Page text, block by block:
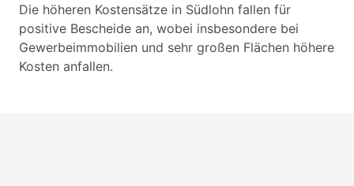
Die höheren Kostensätze in Südlohn fallen für
positive Bescheide an, wobei insbesondere bei
Gewerbeimmobilien und sehr großen Flächen höhere
Kosten anfallen.